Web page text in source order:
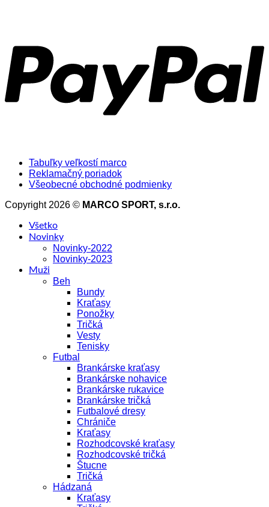
Tabuľky veľkostí marco
Reklamačný poriadok
Všeobecné obchodné podmienky
Copyright 2026 © MARCO SPORT, s.r.o.
Všetko
Novinky
Novinky-2022
Novinky-2023
Muži
Beh
Bundy
Kraťasy
Ponožky
Tričká
Vesty
Tenisky
Futbal
Brankárske kraťasy
Brankárske nohavice
Brankárske rukavice
Brankárske tričká
Futbalové dresy
Chrániče
Kraťasy
Rozhodcovské kraťasy
Rozhodcovské tričká
Štucne
Tričká
Hádzaná
Kraťasy